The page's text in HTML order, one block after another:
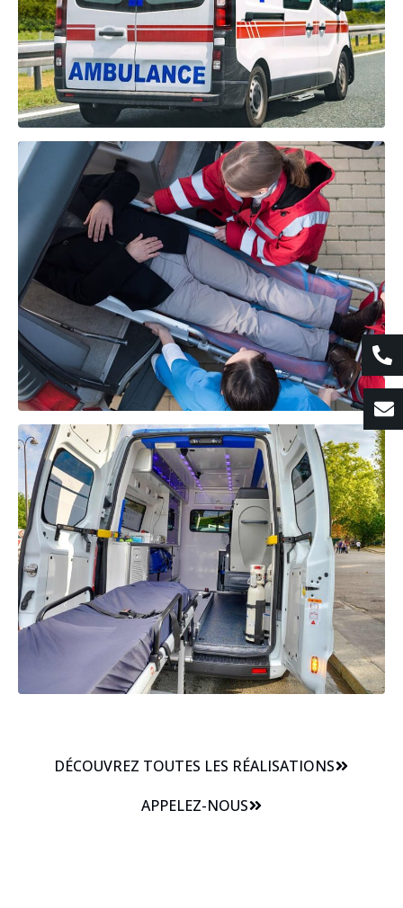
DÉCOUVREZ TOUTES LES RÉALISATIONS
APPELEZ-NOUS